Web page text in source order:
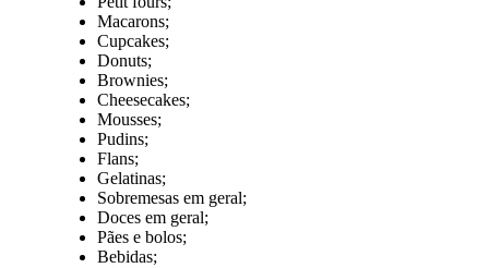
Macarons;
Cupcakes;
Donuts;
Brownies;
Cheesecakes;
Mousses;
Pudins;
Flans;
Gelatinas;
Sobremesas em geral;
Doces em geral;
Pães e bolos;
Bebidas;